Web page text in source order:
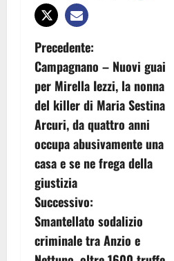
N
a
v
i
g
a
z
i
Precedente:
Campagnano – Nuovi guai
per Mirella Iezzi, la nonna
del killer di Maria Sestina
Arcuri, da quattro anni
occupa abusivamente una
casa e se ne frega della
giustizia
Successivo:
Smantellato sodalizio
criminale tra Anzio e